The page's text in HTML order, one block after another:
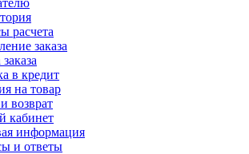
расчета
заказа
в кредит
на товар
возврат
кабинет
информация
и ответы